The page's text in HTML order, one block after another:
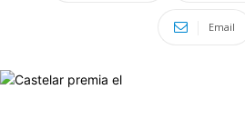
Email